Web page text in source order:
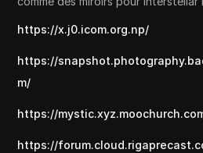
https://x.j0.icom.org.np/
https://
m/
https://
https://